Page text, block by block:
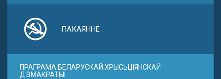
ПАКАЯННЕ
ПРАГРАМА БЕЛАРУСКАЙ ХРЫСЬЦІЯНСКАЙ
ДЭМАКРАТЫІ